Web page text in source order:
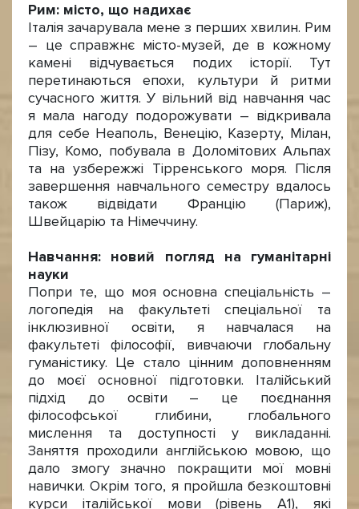
Рим: місто, що надихає
Італія зачарувала мене з перших хвилин. Рим
– це справжнє місто-музей, де в кожному
камені відчувається подих історії. Тут
перетинаються епохи, культури й ритми
сучасного життя. У вільний від навчання час
я мала нагоду подорожувати – відкривала
для себе Неаполь, Венецію, Казерту, Мілан,
Пізу, Комо, побувала в Доломітових Альпах
та на узбережжі Тірренського моря. Після
завершення навчального семестру вдалось
також відвідати Францію (Париж),
Швейцарію та Німеччину.
Навчання: новий погляд на гуманітарні
науки
Попри те, що моя основна спеціальність –
логопедія на факультеті спеціальної та
інклюзивної освіти, я навчалася на
факультеті філософії, вивчаючи глобальну
гуманістику. Це стало цінним доповненням
до моєї основної підготовки. Італійський
підхід до освіти – це поєднання
філософської глибини, глобального
мислення та доступності у викладанні.
Заняття проходили англійською мовою, що
дало змогу значно покращити мої мовні
навички. Окрім того, я пройшла безкоштовні
курси італійської мови (рівень А1), які